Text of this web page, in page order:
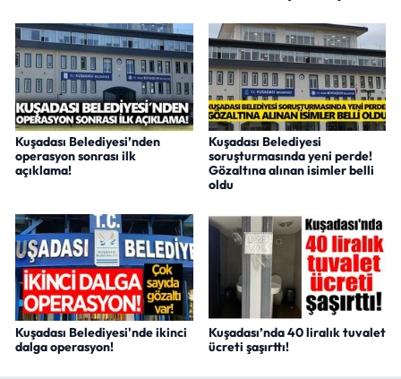
Kuşadası Belediyesi’nden
operasyon sonrası ilk
açıklama!
Kuşadası Belediyesi
soruşturmasında yeni perde!
Gözaltına alınan isimler belli
oldu
Kuşadası Belediyesi'nde ikinci
dalga operasyon!
Kuşadası’nda 40 liralık tuvalet
ücreti şaşırttı!